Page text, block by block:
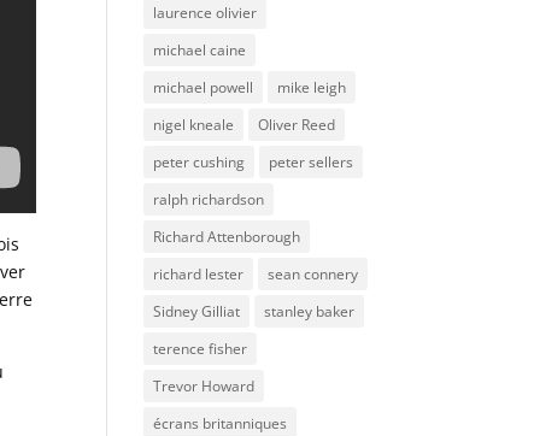
laurence olivier
michael caine
michael powell
mike leigh
nigel kneale
Oliver Reed
peter cushing
peter sellers
ralph richardson
Richard Attenborough
richard lester
sean connery
Sidney Gilliat
stanley baker
terence fisher
Trevor Howard
écrans britanniques